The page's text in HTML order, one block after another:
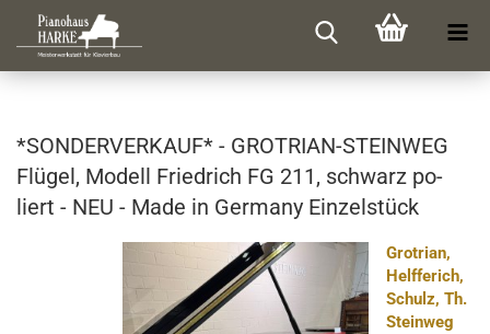
*SON­DER­VER­KAUF* - GROTRIAN-​STEINWEG
Flü­gel, Mo­dell Fried­rich FG 211, schwarz po­
liert - NEU - Made in Ger­ma­ny Ein­zel­stück
Grotrian,
Helfferich,
Schulz, Th.
Steinweg